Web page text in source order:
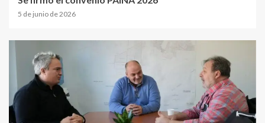
5 de junio de 2026